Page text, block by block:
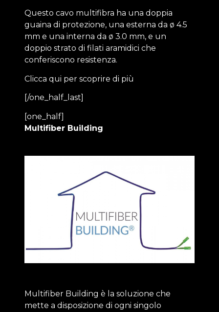
Questo cavo multifibra ha una doppia
guaina di protezione, una esterna da ø 4.5
mm e una interna da ø 3.0 mm, e un
doppio strato di filati aramidici che
conferiscono resistenza.
Clicca qui per scoprire di più
[/one_half_last]
[one_half]
Multifiber Building
Multifiber Building è la soluzione che
mette a disposizione di ogni singolo